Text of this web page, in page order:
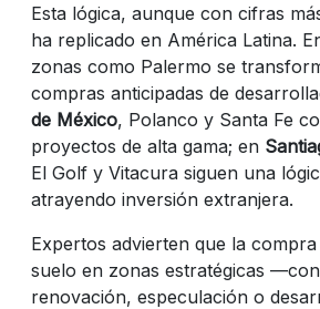
Esta lógica, aunque con cifras
ha replicado en América Latina.
zonas como Palermo se
compras anticipadas de
de México, Polanco y Santa Fe
proyectos de alta gama; en
El Golf y Vitacura siguen una
atrayendo inversión extranjera.
Expertos advierten que la compra
suelo en zonas estratégicas
renovación, especulación o